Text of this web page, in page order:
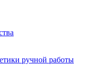
ручной работы